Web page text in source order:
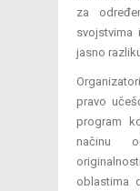
za
svojstvima
jasno
pravo
program
načinu
oblastima